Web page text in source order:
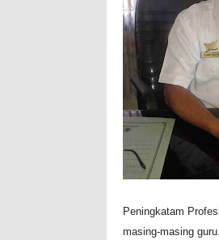
Peningkatam
masing-masing guru.